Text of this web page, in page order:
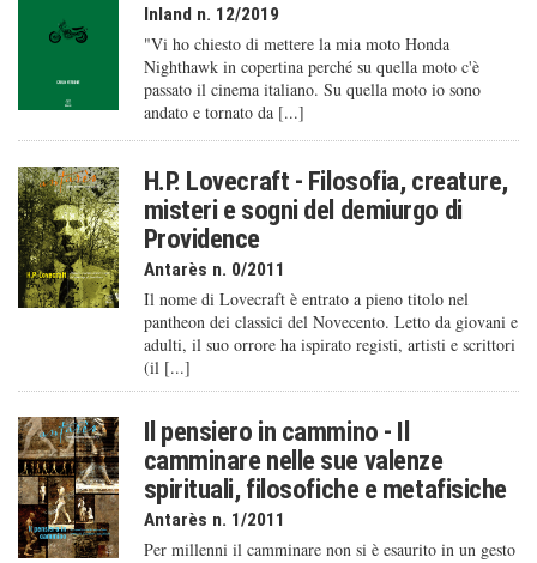
Inland n. 12/2019
"Vi ho chiesto di mettere la mia moto Honda
Nighthawk in copertina perché su quella moto c'è
passato il cinema italiano. Su quella moto io sono
andato e tornato da [...]
H.P. Lovecraft - Filosofia, creature,
misteri e sogni del demiurgo di
Providence
Antarès n. 0/2011
Il nome di Lovecraft è entrato a pieno titolo nel
pantheon dei classici del Novecento. Letto da giovani e
adulti, il suo orrore ha ispirato registi, artisti e scrittori
(il [...]
Il pensiero in cammino - Il
camminare nelle sue valenze
spirituali, filosofiche e metafisiche
Antarès n. 1/2011
Per millenni il camminare non si è esaurito in un gesto